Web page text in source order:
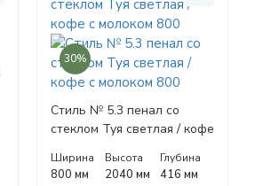
30%
Стиль № 5.3 пенал со
стеклом Туя светлая / кофе
Ширина
800 мм
Высота
2040 мм
Глубина
416 мм